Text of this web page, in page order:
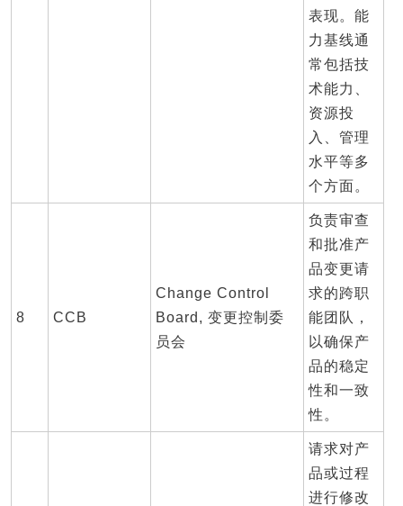
表现。能
力基线通
常包括技
术能力、
资源投
入、管理
水平等多
个方面。
8 CCB
Change Control
Board, 变更控制委
员会
负责审查
和批准产
品变更请
求的跨职
能团队，
以确保产
品的稳定
性和一致
性。
请求对产
品或过程
进行修改